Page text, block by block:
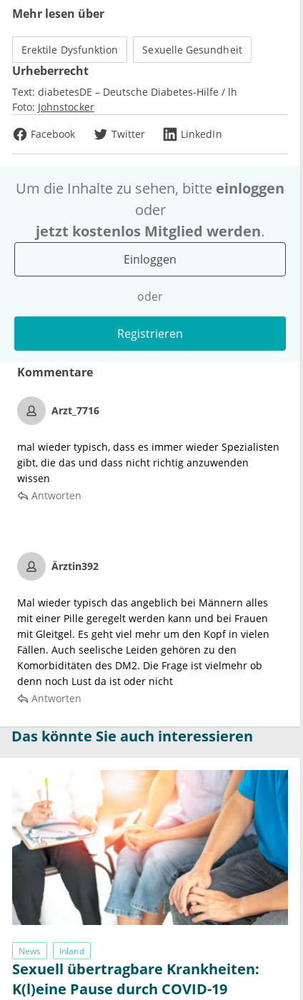
Mehr lesen über
Erektile Dysfunktion Sexuelle Gesundheit
Urheberrecht
Text: diabetesDE – Deutsche Diabetes-Hilfe / lh
Foto: Johnstocker
Facebook
Twitter LinkedIn
Um die Inhalte zu sehen, bitte einloggen
oder
jetzt kostenlos Mitglied werden.
Einloggen
oder
Registrieren
Kommentare
Arzt_7716
mal wieder typisch, dass es immer wieder Spezialisten
gibt, die das und dass nicht richtig anzuwenden
wissen
Antworten
Ärztin392
Mal wieder typisch das angeblich bei Männern alles
mit einer Pille geregelt werden kann und bei Frauen
mit Gleitgel. Es geht viel mehr um den Kopf in vielen
Fällen. Auch seelische Leiden gehören zu den
Komorbiditäten des DM2. Die Frage ist vielmehr ob
denn noch Lust da ist oder nicht
Antworten
Das könnte Sie auch interessieren
News Inland
Sexuell übertragbare Krankheiten:
K(l)eine Pause durch COVID-19